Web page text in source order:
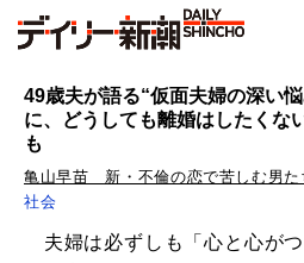
49歳夫が語る“仮面夫婦の深い
に、どうしても離婚はしたくな
も
亀山早苗 新・不倫の恋で苦しむ男た
社会
夫婦は必ずしも「心と心が